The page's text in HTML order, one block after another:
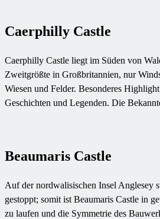
​Caerphilly Castle
Caerphilly Castle liegt im Süden von
Zweitgrößte in Großbritannien, nur
Wiesen und Felder. Besonderes
Geschichten und Legenden. Die
Beaumaris Castle
Auf der nordwalisischen Insel Anglesey
gestoppt; somit ist Beaumaris Castle in
zu laufen und die Symmetrie des